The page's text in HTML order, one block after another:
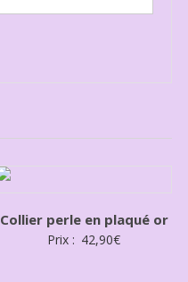
Collier perle en plaqué or
Prix : 42,90€